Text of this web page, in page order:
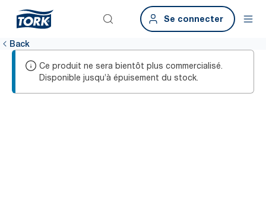
Se connecter
Back
Ce produit ne sera bientôt plus commercialisé.
Disponible jusqu’à épuisement du stock.